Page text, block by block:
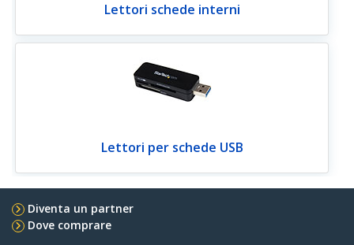
Lettori schede interni
Lettori per schede USB
Diventa un partner
Dove comprare